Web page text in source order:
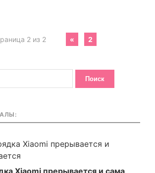
2 из 2 « 2
Xiaomi прерывается и сама